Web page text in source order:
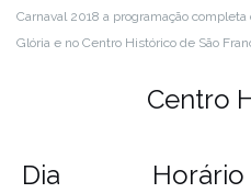
Carnaval 2018 a programação
Glória e no Centro Histórico de São
Centro
Dia Horário